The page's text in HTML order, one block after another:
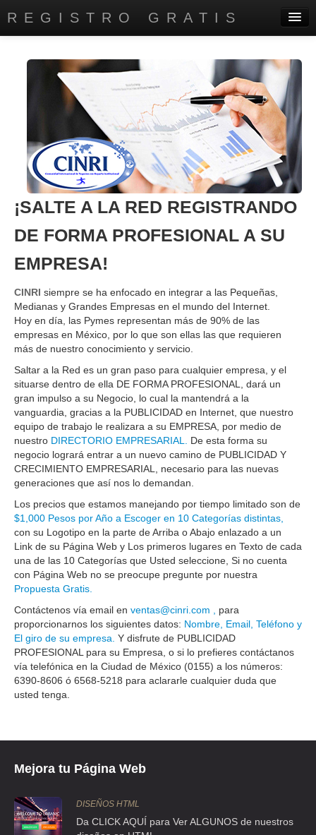
REGISTRO GRATIS
DIRECTORIO EMPRESARIAL
AYUDA A INSTITUTOS
CONTÁCTANOS
CONÓCENOS
¡SALTE A LA RED REGISTRANDO
DE FORMA PROFESIONAL A SU
EMPRESA!
CINRI siempre se ha enfocado en integrar a las Pequeñas,
Medianas y Grandes Empresas en el mundo del Internet.
Hoy en día, las Pymes representan más de 90% de las
empresas en México, por lo que son ellas las que requieren
más de nuestro conocimiento y servicio.
Saltar a la Red es un gran paso para cualquier empresa, y el
situarse dentro de ella DE FORMA PROFESIONAL, dará un
gran impulso a su Negocio, lo cual la mantendrá a la
vanguardia, gracias a la PUBLICIDAD en Internet, que nuestro
equipo de trabajo le realizara a su EMPRESA, por medio de
nuestro DIRECTORIO EMPRESARIAL.
De esta forma su
negocio logrará entrar a un nuevo camino de PUBLICIDAD Y
CRECIMIENTO EMPRESARIAL, necesario para las nuevas
generaciones que así nos lo demandan.
Los precios que estamos manejando por tiempo limitado son de
$1,000 Pesos por Año a Escoger en 10 Categorías distintas,
con su Logotipo en la parte de Arriba o Abajo enlazado a un
Link de su Página Web y Los primeros lugares en Texto de cada
una de las 10 Categorías que Usted seleccione, Si no cuenta
con Página Web no se preocupe pregunte por nuestra
Propuesta Gratis.
Contáctenos vía email en ventas@cinri.com , para
proporcionarnos los siguientes datos: Nombre, Email, Teléfono y
El giro de su empresa. Y disfrute de PUBLICIDAD
PROFESIONAL para su Empresa, o si lo prefieres contáctanos
vía telefónica en la Ciudad de México (0155) a los números:
6390-8606 ó 6568-5218 para aclararle cualquier duda que
usted tenga.
Mejora tu Página Web
DISEÑOS HTML
Da CLICK AQUÍ para Ver ALGUNOS de nuestros